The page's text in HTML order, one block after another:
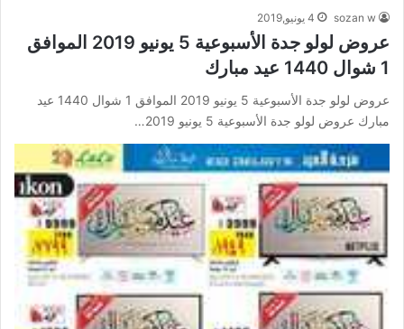
sozan w 4 يونيو,2019
عروض لولو جدة الأسبوعية 5 يونيو 2019 الموافق
1 شوال 1440 عيد مبارك
عروض لولو جدة الأسبوعية 5 يونيو 2019 الموافق 1 شوال 1440 عيد
مبارك عروض لولو جدة الأسبوعية 5 يونيو 2019…